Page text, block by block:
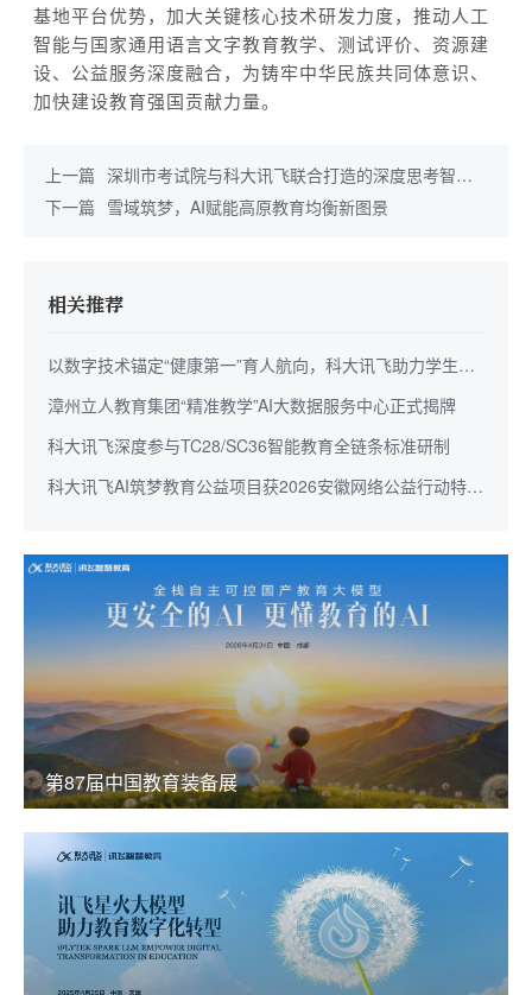
基地平台优势，加大关键核心技术研发力度，推动人工
智能与国家通用语言文字教育教学、测试评价、资源建
设、公益服务深度融合，为铸牢中华民族共同体意识、
加快建设教育强国贡献力量。
上一篇 深圳市考试院与科大讯飞联合打造的深度思考智能
客服首发上线！
下一篇 雪域筑梦，AI赋能高原教育均衡新图景
相关推荐
以数字技术锚定“健康第一”育人航向，科大讯飞助力学生身
心全面成长
漳州立人教育集团“精准教学”AI大数据服务中心正式揭牌
科大讯飞深度参与TC28/SC36智能教育全链条标准研制
科大讯飞AI筑梦教育公益项目获2026安徽网络公益行动特别
第87届中国教育装备展